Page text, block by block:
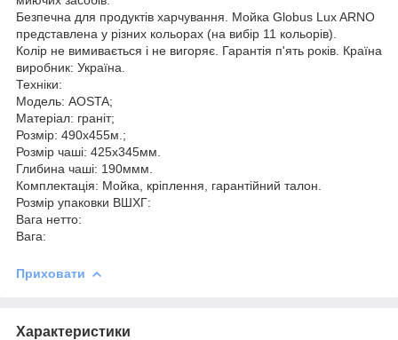
Безпечна для продуктів харчування. Мойка Globus Lux ARNO
представлена у різних кольорах (на вибір 11 кольорів).
Колір не вимивається і не вигоряє. Гарантія п'ять років. Країна
виробник: Україна.
Техніки:
Модель: AOSTA;
Матеріал: граніт;
Розмір: 490x455м.;
Розмір чаші: 425x345мм.
Глибина чаші: 190ммм.
Комплектація: Мойка, кріплення, гарантійний талон.
Розмір упаковки ВШХГ:
Вага нетто:
Вага:
Приховати
Характеристики